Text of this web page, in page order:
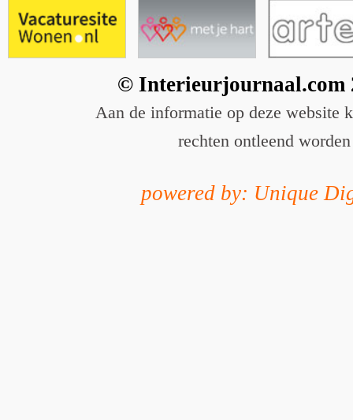
© Interieurjournaal.com
Aan de informatie op deze website
rechten ontleend worden
powered by: Unique